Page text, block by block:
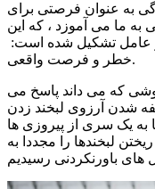
به عنوان فرصتی برای
به ما می آموزد ، که این
عامل تشکیل شده است:
خطر و فرصت واقعی.
روشی که می داند پاسخ می
خفه شدن آرزوی لبخند زدن
به یک سری از پیروزی ها
لبخندها را مجددا به